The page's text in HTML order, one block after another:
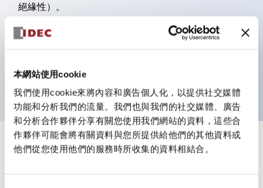
本網站使用cookie
我們使用cookie來將內容和廣告個人化，以提供社交媒體
功能和分析我們的流量。我們也與我們的社交媒體、廣告
和分析合作夥伴分享有關您使用我們網站的資料，這些合
作夥伴可能會將有關資料與您所提供給他們的其他資料或
他們從您使用他們的服務時所收集的資料相結合。
絕緣性）。
面板深度39.9mm（※11段接點塊）、59.9mm（※22段
接點塊）。可實現省空間設計。
防護結構
規格
審美規範